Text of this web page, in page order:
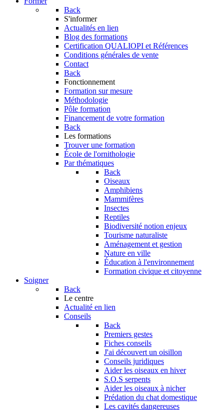
Back
S'informer
Actualités en lien
Blog des formations
Certification QUALIOPI et Références
Conditions générales de vente
Contact
Back
Fonctionnement
Formation sur mesure
Méthodologie
Pôle formation
Financement de votre formation
Back
Les formations
Trouver une formation
École de l'ornithologie
Par thématiques
Back
Oiseaux
Amphibiens
Mammifères
Insectes
Reptiles
Biodiversité notion enjeux
Tourisme naturaliste
Aménagement et gestion
Nature en ville
Éducation à l'environnement
Formation civique et citoyenne
Soigner
Back
Le centre
Actualité en lien
Conseils
Back
Premiers gestes
Fiches conseils
J'ai découvert un oisillon
Conseils juridiques
Aider les oiseaux en hiver
S.O.S serpents
Aider les oiseaux à nicher
Prédation du chat domestique
Les cavités dangereuses